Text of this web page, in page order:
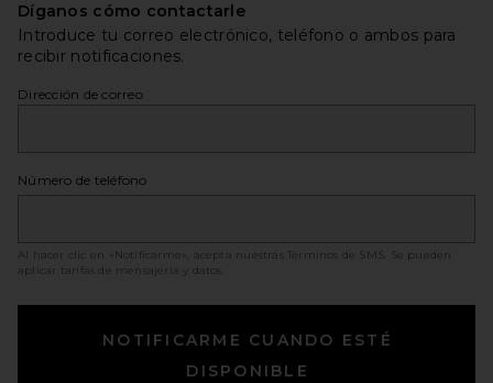
Díganos cómo contactarle
Introduce tu correo electrónico, teléfono o ambos para
recibir notificaciones.
Dirección de correo
Número de teléfono
Al hacer clic en «Notificarme», acepta nuestras Términos de SMS
. Se pueden
aplicar tarifas de mensajería y datos.
NOTIFICARME CUANDO ESTÉ
DISPONIBLE